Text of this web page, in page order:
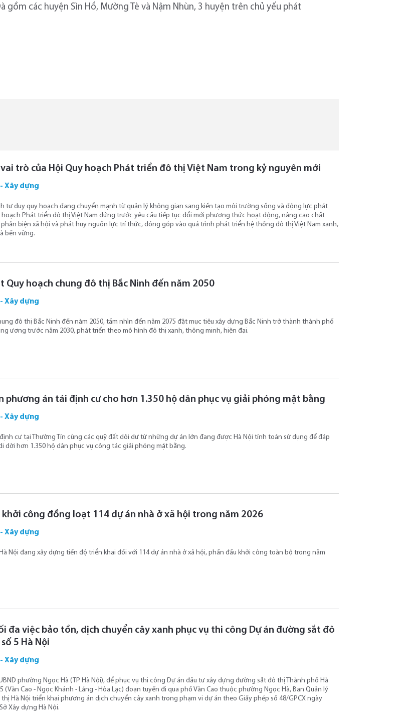
gồm các huyện Sìn Hồ, Mường Tè và Nậm Nhùn, 3 huyện trên chủ yếu phát
vai trò của Hội Quy hoạch Phát triển đô thị Việt Nam trong kỷ nguyên mới
Xây dựng
tư duy quy hoạch đang chuyển mạnh từ quản lý không gian sang kiến tạo môi trường sống và động lực phát
hoạch Phát triển đô thị Việt Nam đứng trước yêu cầu tiếp tục đổi mới phương thức hoạt động, nâng cao chất
biện xã hội và phát huy nguồn lực trí thức, đóng góp vào quá trình phát triển hệ thống đô thị Việt Nam xanh,
bền vững.
Quy hoạch chung đô thị Bắc Ninh đến năm 2050
Xây dựng
đô thị Bắc Ninh đến năm 2050, tầm nhìn đến năm 2075 đặt mục tiêu xây dựng Bắc Ninh trở thành thành phố
ương trước năm 2030, phát triển theo mô hình đô thị xanh, thông minh, hiện đại.
phương án tái định cư cho hơn 1.350 hộ dân phục vụ giải phóng mặt bằng
Xây dựng
cư tại Thường Tín cùng các quỹ đất dôi dư từ những dự án lớn đang được Hà Nội tính toán sử dụng để đáp
dời hơn 1.350 hộ dân phục vụ công tác giải phóng mặt bằng.
khởi công đồng loạt 114 dự án nhà ở xã hội trong năm 2026
Xây dựng
Nội đang xây dựng tiến độ triển khai đối với 114 dự án nhà ở xã hội, phấn đấu khởi công toàn bộ trong năm
đa việc bảo tồn, dịch chuyển cây xanh phục vụ thi công Dự án đường sắt đô
5 Hà Nội
Xây dựng
phường Ngọc Hà (TP Hà Nội), để phục vụ thi công Dự án đầu tư xây dựng đường sắt đô thị Thành phố Hà
(Văn Cao - Ngọc Khánh - Láng - Hòa Lạc) đoạn tuyến đi qua phố Văn Cao thuộc phường Ngọc Hà, Ban Quản lý
Hà Nội triển khai phương án dịch chuyển cây xanh trong phạm vi dự án theo Giấy phép số 48/GPCX ngày
Xây dựng Hà Nội.